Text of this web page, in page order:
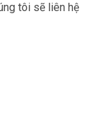
tôi sẽ liên hệ